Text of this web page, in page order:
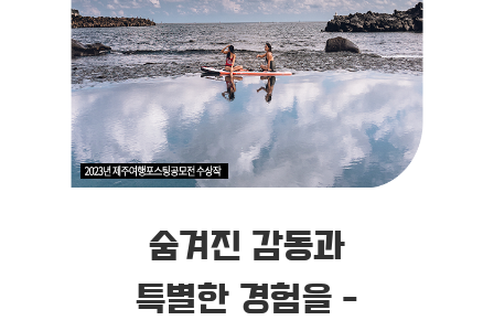
숨겨진 감동과
특별한 경험을 -